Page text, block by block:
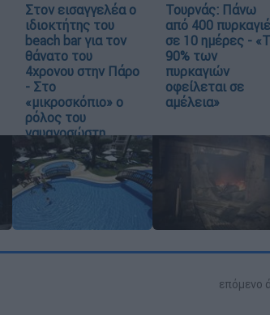
Στον εισαγγελέα ο
ιδιοκτήτης του
beach bar για τον
θάνατο του
4χρονου στην Πάρο
- Στο
«μικροσκόπιο» ο
ρόλος του
ναυαγοσώστη
Τουρνάς: Πάνω
από 400
σε 10 ημέρες -
90% των
πυρκαγιών
οφείλεται σε
αμέλεια»
επόμενο